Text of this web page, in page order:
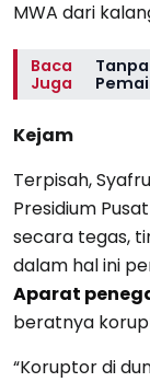
MWA dari
Baca
Juga
Kejam
Terpisah,
Presidium
secara tegas,
dalam hal ini
Aparat
beratnya
“Koruptor di